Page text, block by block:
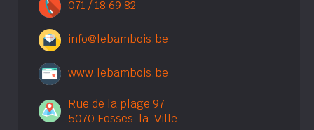
071 / 18 69 82
info@lebambois.be
www.lebambois.be
Rue de la plage 97
5070 Fosses-la-Ville